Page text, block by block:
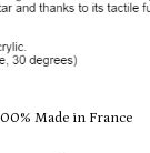
Made in France